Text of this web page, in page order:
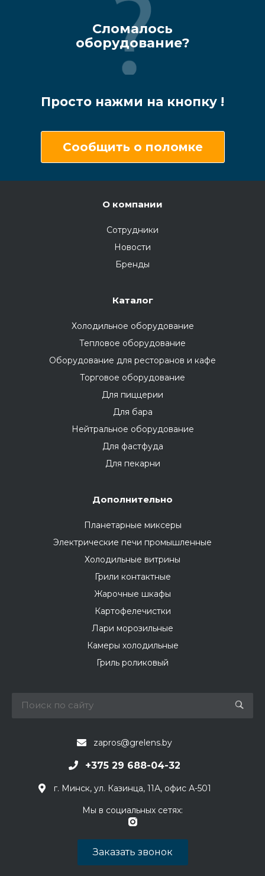
Сломалось
оборудование?
Просто нажми на кнопку !
Сообщить о поломке
О компании
Сотрудники
Новости
Бренды
Каталог
Холодильное оборудование
Тепловое оборудование
Оборудование для ресторанов и кафе
Торговое оборудование
Для пиццерии
Для бара
Нейтральное оборудование
Для фастфуда
Для пекарни
Дополнительно
Планетарные миксеры
Электрические печи промышленные
Холодильные витрины
Грили контактные
Жарочные шкафы
Картофелечистки
Лари морозильные
Камеры холодильные
Гриль роликовый
zapros@grelens.by
+375 29 688-04-32
г. Минск, ул. Казинца, 11А, офис А-501
Мы в социальных сетях:
Заказать звонок